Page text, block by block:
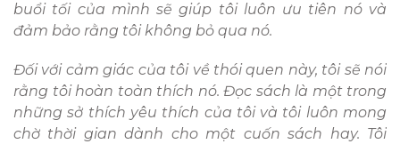
buổi tối của mình sẽ giúp tôi luôn ưu tiên nó và
đảm bảo rằng tôi không bỏ qua nó.
Đối với cảm giác của tôi về thói quen này, tôi sẽ nói
rằng tôi hoàn toàn thích nó. Đọc sách là một trong
những sở thích yêu thích của tôi và tôi luôn mong
chờ thời gian dành cho một cuốn sách hay. Tôi